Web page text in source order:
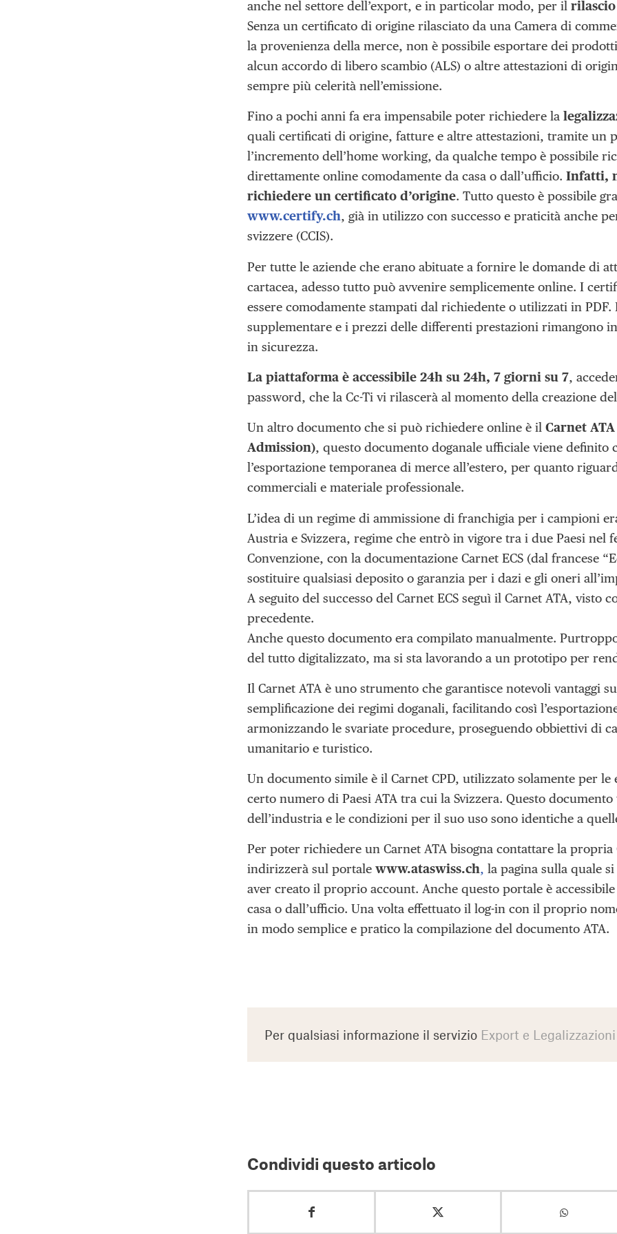
anche nel settore dell’export, e in particolar modo, per il
Senza un certificato di origine rilasciato da una Camera di
la provenienza della merce, non è possibile esportare dei
alcun accordo di libero scambio (ALS) o altre attestazioni di
sempre più celerità nell’emissione.
Fino a pochi anni fa era impensabile poter richiedere la
quali certificati di origine, fatture e altre attestazioni, tramite un
l’incremento dell’home working, da qualche tempo è possibile
direttamente online comodamente da casa o dall’ufficio. Infatti,
richiedere un certificato d’origine. Tutto questo è possibile
www.certify.ch, già in utilizzo con successo e praticità anche
svizzere (CCIS).
Per tutte le aziende che erano abituate a fornire le domande di
cartacea, adesso tutto può avvenire semplicemente online. I
essere comodamente stampati dal richiedente o utilizzati in
supplementare e i prezzi delle differenti prestazioni rimangono
in sicurezza.
La piattaforma è accessibile 24h su 24h, 7 giorni su 7,
password, che la Cc-Ti vi rilascerà al momento della creazione
Un altro documento che si può richiedere online è il Carnet
Admission), questo documento doganale ufficiale viene
l’esportazione temporanea di merce all’estero, per quanto
commerciali e materiale professionale.
L’idea di un regime di ammissione di franchigia per i campioni
Austria e Svizzera, regime che entrò in vigore tra i due Paesi nel
Convenzione, con la documentazione Carnet ECS (dal francese
sostituire qualsiasi deposito o garanzia per i dazi e gli oneri
A seguito del successo del Carnet ECS seguì il Carnet ATA, visto
precedente.
Anche questo documento era compilato manualmente.
del tutto digitalizzato, ma si sta lavorando a un prototipo per
Il Carnet ATA è uno strumento che garantisce notevoli vantaggi
semplificazione dei regimi doganali, facilitando così
armonizzando le svariate procedure, proseguendo obbiettivi di
umanitario e turistico.
Un documento simile è il Carnet CPD, utilizzato solamente per
certo numero di Paesi ATA tra cui la Svizzera. Questo
dell’industria e le condizioni per il suo uso sono identiche a
Per poter richiedere un Carnet ATA bisogna contattare la
indirizzerà sul portale www.ataswiss.ch, la pagina sulla quale
aver creato il proprio account. Anche questo portale è
casa o dall’ufficio. Una volta effettuato il log-in con il proprio
in modo semplice e pratico la compilazione del documento ATA.
Per qualsiasi informazione il servizio Export e
Condividi questo articolo